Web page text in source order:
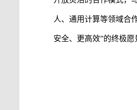
人、通用计算等领域合
安全、更高效”的终极愿